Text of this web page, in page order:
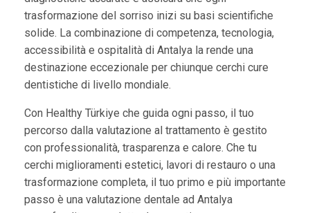
trasformazione del sorriso inizi su basi scientifiche
solide. La combinazione di competenza, tecnologia,
accessibilità e ospitalità di Antalya la rende una
destinazione eccezionale per chiunque cerchi cure
dentistiche di livello mondiale.
Con Healthy Türkiye che guida ogni passo, il tuo
percorso dalla valutazione al trattamento è gestito
con professionalità, trasparenza e calore. Che tu
cerchi miglioramenti estetici, lavori di restauro o una
trasformazione completa, il tuo primo e più importante
passo è una valutazione dentale ad Antalya